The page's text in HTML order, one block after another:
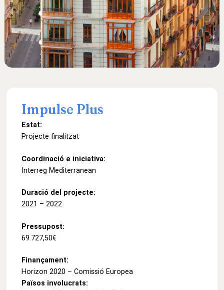
Impulse Plus
Estat:
Projecte finalitzat
Coordinació e iniciativa:
Interreg Mediterranean
Duració del projecte:
2021 – 2022
Pressupost:
69.727,50€
Finançament:
Horizon 2020 – Comissió Europea
Països involucrats: